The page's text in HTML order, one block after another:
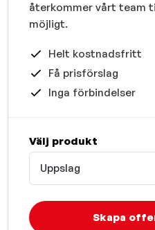
återkommer vårt team
möjligt.
Helt kostnadsfritt
Få prisförslag
Inga förbindelser
Välj produkt
Uppslag
Skapa